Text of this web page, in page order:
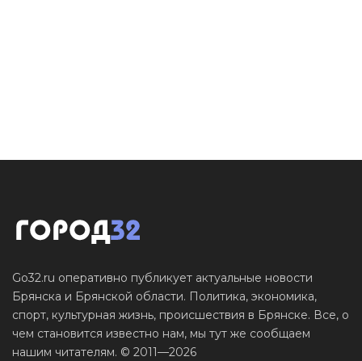
Go32.ru оперативно публикует актуальные новости
Брянска и Брянской области. Политика, экономика,
спорт, культурная жизнь, происшествия в Брянске. Все, о
чем становится известно нам, мы тут же сообщаем
нашим читателям. © 2011—2026